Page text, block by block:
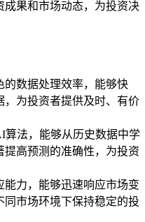
果和市场动态，为投资决
的数据处理效率，能够快
为投资者提供及时、有价
法，能够从历史数据中学
高预测的准确性，为投资
力，能够迅速响应市场变
市场环境下保持稳定的投